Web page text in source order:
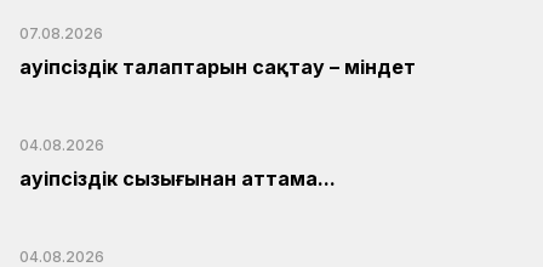
07.08.2026
Қауіпсіздік талаптарын сақтау – міндет
04.08.2026
Қауіпсіздік сызығынан аттама...
04.08.2026